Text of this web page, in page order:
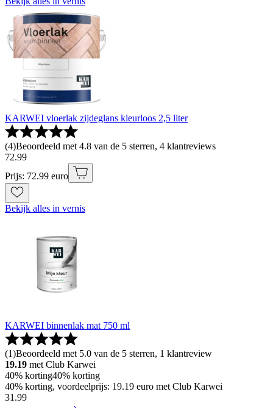
KARWEI vloerlak zijdeglans kleurloos 2,5 liter
(4)Beoordeeld met 4.8 van de 5 sterren, 4 klantreviews
72.99
Prijs: 72.99 euro
Bekijk alles in vernis
KARWEI binnenlak mat 750 ml
(1)Beoordeeld met 5.0 van de 5 sterren, 1 klantreview
19.19 met Club Karwei
40% korting40% korting
40% korting, voordeelprijs: 19.19 euro met Club Karwei
31 .99